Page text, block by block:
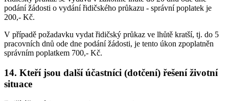
podání žádosti o vydání řidičského průkazu - správní poplatek je
200,- Kč.
V případě požadavku vydat řidičský průkaz ve lhůtě kratší, tj. do 5
pracovních dnů ode dne podání žádosti, je tento úkon zpoplatněn
správním poplatkem 700,- Kč.
14. Kteří jsou další účastníci (dotčení) řešení životní
situace